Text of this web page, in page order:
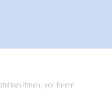
Ihnen, vor Ihrem